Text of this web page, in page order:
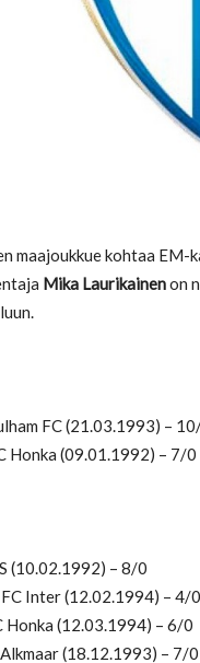
maajoukkue kohtaa
Mika Laurikainenon
FC (21.03.1993) –
Honka (09.01.1992) – 7/0
(10.02.1992) – 8/0
FC Inter (12.02.1994) – 4/0
Honka (12.03.1994) – 6/0
(18.12.1993) – 7/0